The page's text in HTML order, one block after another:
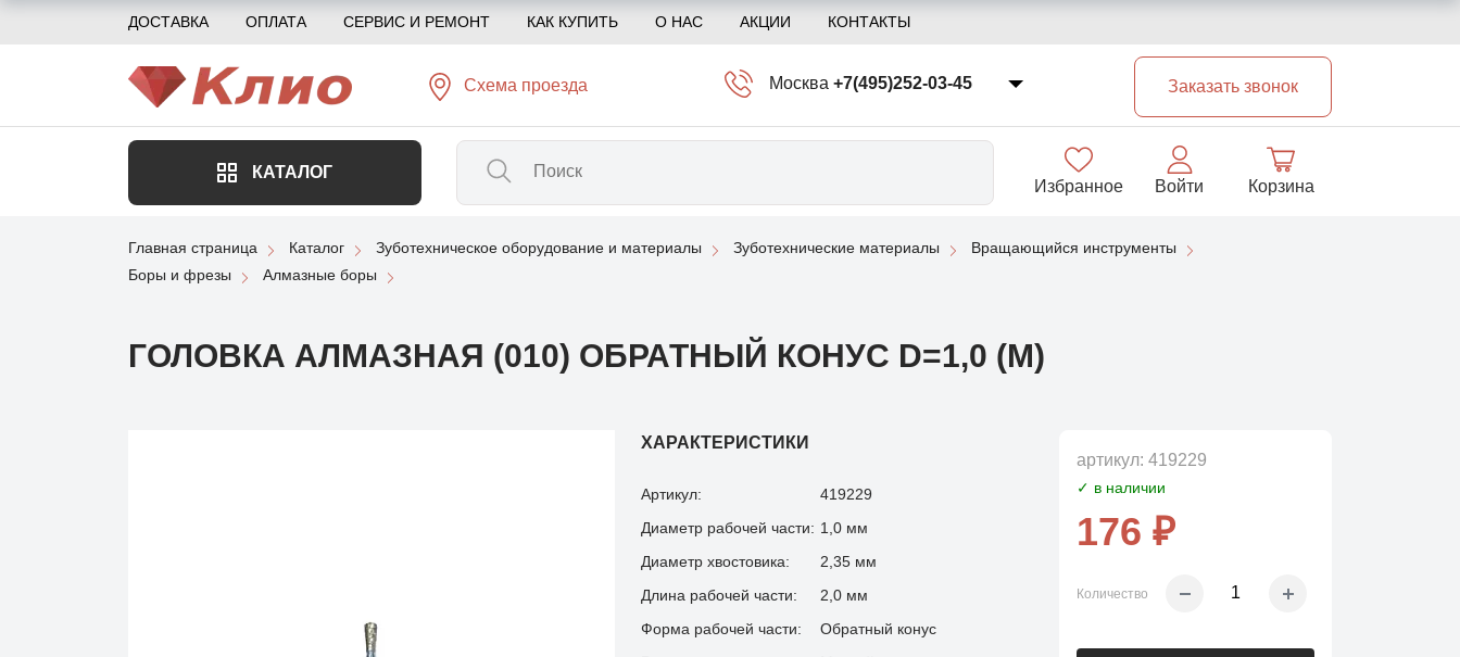
ДОСТАВКА ОПЛАТА СЕРВИС И РЕМОНТ КАК КУПИТЬ О НАС АКЦИИ КОНТАКТЫ
Схема проезда Москва +7(495)252-03-45
Заказать звонок
КАТАЛОГ
Избранное Войти Корзина
Главная страница Каталог Зуботехническое оборудование и материалы Зуботехнические материалы
Вращающийся инструменты
Боры и фрезы
Алмазные боры
ГОЛОВКА АЛМАЗНАЯ (010) ОБРАТНЫЙ КОНУС D=1,0 (М)
ХАРАКТЕРИСТИКИ
Артикул:
419229
Диаметр рабочей части: 1,0 мм
Диаметр хвостовика:
2,35 мм
Длина рабочей части:
2,0 мм
Форма рабочей части:
Обратный конус
артикул: 419229
✓ в наличии
176 ₽
Количество